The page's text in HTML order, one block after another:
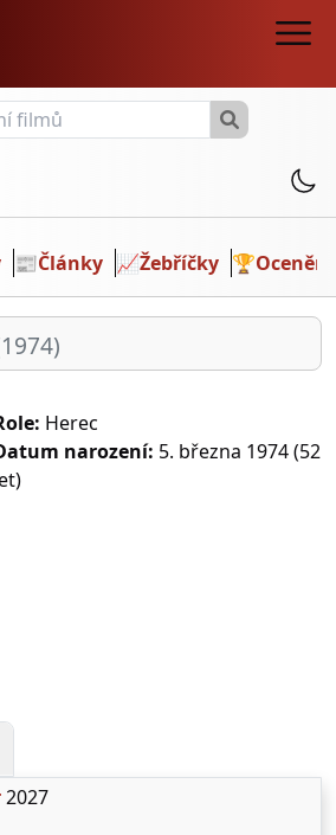
📰Články 📈Žebříčky 🏆Ocenění
Herec
narození: 5. března 1974 (52
2027